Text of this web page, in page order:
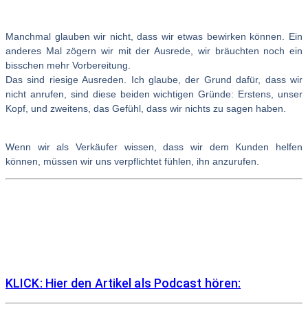
Manchmal glauben wir nicht, dass wir etwas bewirken können. Ein
anderes Mal zögern wir mit der Ausrede, wir bräuchten noch ein
bisschen mehr Vorbereitung.
Das sind riesige Ausreden. Ich glaube, der Grund dafür, dass wir
nicht anrufen, sind diese beiden wichtigen Gründe: Erstens, unser
Kopf, und zweitens, das Gefühl, dass wir nichts zu sagen haben.
Wenn wir als Verkäufer wissen, dass wir dem Kunden helfen
können, müssen wir uns verpflichtet fühlen, ihn anzurufen.
KLICK: Hier den Artikel als Podcast hören: